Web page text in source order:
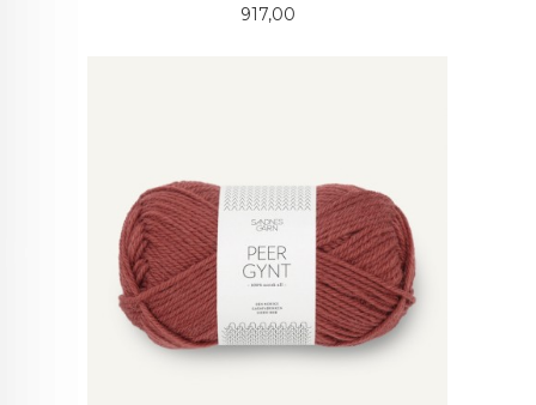
Pris
917,00